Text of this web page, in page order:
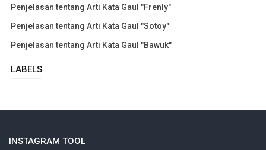
Penjelasan tentang Arti Kata Gaul "Frenly"
Penjelasan tentang Arti Kata Gaul "Sotoy"
Penjelasan tentang Arti Kata Gaul "Bawuk"
LABELS
INSTAGRAM TOOL